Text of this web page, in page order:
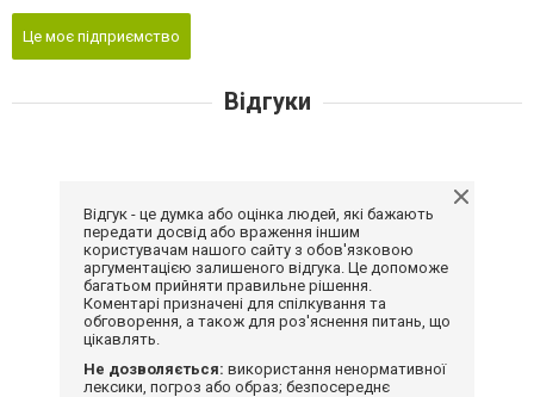
Це моє підприємство
Відгуки
Відгук - це думка або оцінка людей, які бажають
передати досвід або враження іншим
користувачам нашого сайту з обов'язковою
аргументацією залишеного відгука. Це допоможе
багатьом прийняти правильне рішення.
Коментарі призначені для спілкування та
обговорення, а також для роз'яснення питань, що
цікавлять.
Не дозволяється: використання ненормативної
лексики, погроз або образ; безпосереднє